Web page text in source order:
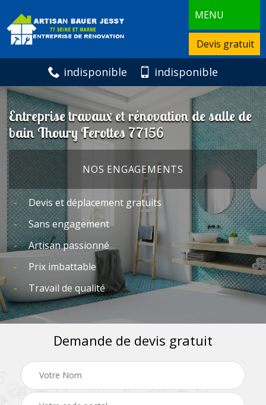
MENU
Devis gratuit
indisponible indisponible
Entreprise travaux et rénovation de salle de
bain Thoury Ferottes 77156
NOS ENGAGEMENTS
Devis et déplacement gratuits
Sans engagement
Artisan passionné
Prix imbattable
Travail de qualité
Demande de devis gratuit